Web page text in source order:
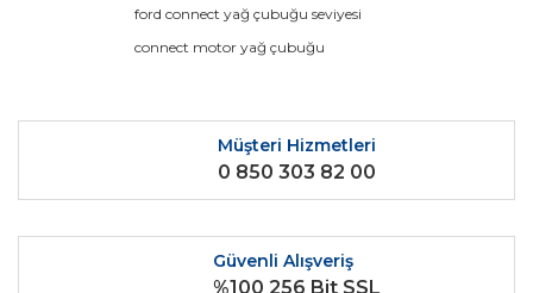
Yorum Yaz
Görüş ve önerileriniz için teşekkür ederiz.
Ürün bilgilerinde hatalar bulunuyor.
Ürün fiyatı diğer sitelerden daha pahalı.
Bu ürüne benzer farklı alternatifler olmalı.
ford connect yağ çubuğu seviyesi
connect motor yağ çubuğu
Müşteri Hizmetleri
0 850 303 82 00
Güvenli Alışveriş
%100 256 Bit SSL